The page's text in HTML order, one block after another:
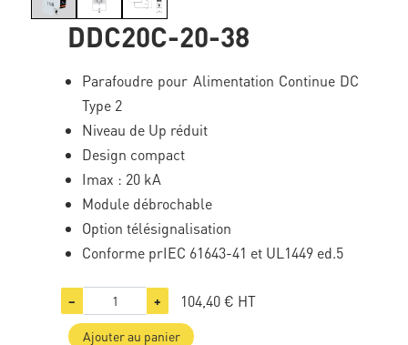
DDC20C-20-38
Parafoudre pour Alimentation Continue DC
Type 2
Niveau de Up réduit
Design compact
Imax : 20 kA
Module débrochable
Option télésignalisation
Conforme prIEC 61643-41 et UL1449 ed.5
− + 104,40 € HT
Ajouter au panier